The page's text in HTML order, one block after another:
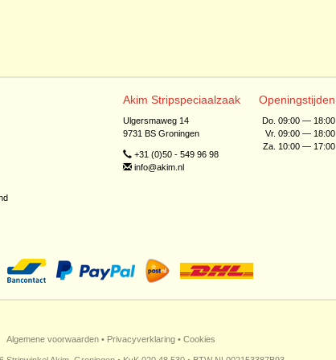
Akim Stripspeciaalzaak
Ulgersmaweg 14
9731 BS Groningen
+31 (0)50 - 549 96 98
info@akim.nl
Openingstijden
Do. 09:00 — 18:00
Vr. 09:00 — 18:00
Za. 10:00 — 17:00
Algemene voorwaarden • Privacyverklaring • Cookies